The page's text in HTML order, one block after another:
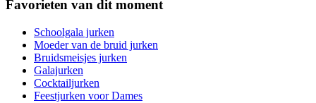
Favorieten van dit moment
Schoolgala jurken
Moeder van de bruid jurken
Bruidsmeisjes jurken
Galajurken
Cocktailjurken
Feestjurken voor Dames